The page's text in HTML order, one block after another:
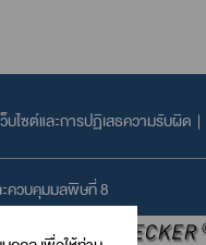
บไซต์และการปฏิเสธความรับผิด |
ควบคุมมลพิษที่ 8